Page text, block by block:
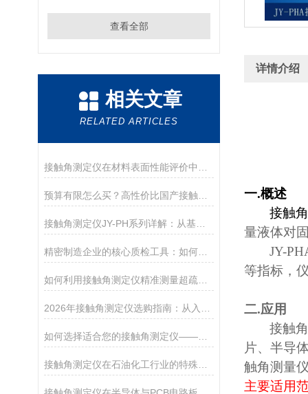
查看全部
相关文章
RELATED ARTICLES
精密制造企业的核心质检工具：如何通过接触角控制产品质量
如何利用接触角测定仪精准测量超疏水材料（>150°）
如何选择适合您的接触角测定仪——从入门级到科研级
详情介绍
一.概述
接触
量液体对
JY-
等指标 ，
二.应用
接触
片、半导
触角测量
主要适用